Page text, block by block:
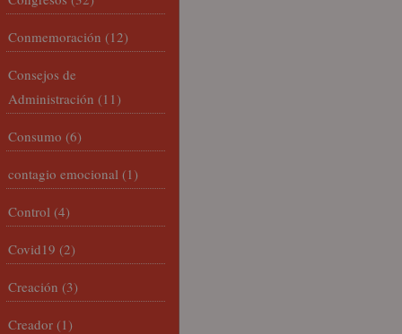
Conmemoración (12)
Consejos de
Administración (11)
Consumo (6)
contagio emocional (1)
Control (4)
Covid19 (2)
Creación (3)
Creador (1)